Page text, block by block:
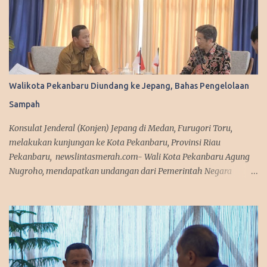
Walikota Pekanbaru Diundang ke Jepang, Bahas Pengelolaan
Sampah
Konsulat Jenderal (Konjen) Jepang di Medan, Furugori Toru,
melakukan kunjungan ke Kota Pekanbaru, Provinsi Riau
Pekanbaru, newslintasmerah.com- Wali Kota Pekanbaru Agung
Nugroho, mendapatkan undangan dari Pemerintah Negara
daerah lainnya se-Indonesia untuk mengikuti workshop ini pada
25 - 31 Januari 2026. Wako Agung mendapatkan undangan itu,
karena Pemerintah Kota Pekanbaru saat ini tengah gencar-
gencarnya menggaungkan progam tentang lingkungan. Sehingga